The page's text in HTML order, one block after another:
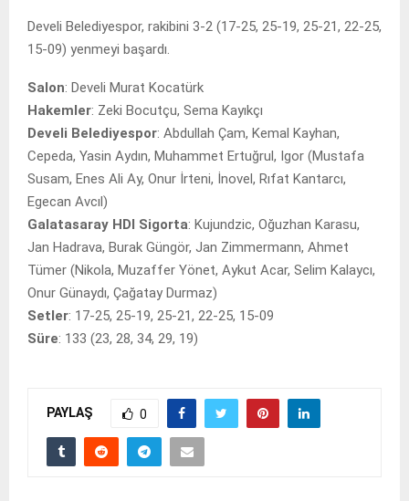
Develi Belediyespor, rakibini 3-2 (17-25, 25-19, 25-21, 22-25,
15-09) yenmeyi başardı.
Salon: Develi Murat Kocatürk
Hakemler: Zeki Bocutçu, Sema Kayıkçı
Develi Belediyespor: Abdullah Çam, Kemal Kayhan,
Cepeda, Yasin Aydın, Muhammet Ertuğrul, Igor (Mustafa
Susam, Enes Ali Ay, Onur İrteni, İnovel, Rıfat Kantarcı,
Egecan Avcıl)
Galatasaray HDI Sigorta: Kujundzic, Oğuzhan Karasu,
Jan Hadrava, Burak Güngör, Jan Zimmermann, Ahmet
Tümer (Nikola, Muzaffer Yönet, Aykut Acar, Selim Kalaycı,
Onur Günaydı, Çağatay Durmaz)
Setler: 17-25, 25-19, 25-21, 22-25, 15-09
Süre: 133 (23, 28, 34, 29, 19)
PAYLAŞ 0